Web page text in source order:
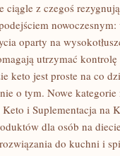
ciągle z czegoś
oparty na
utrzymać kontrolę
keto jest proste na co
o tym. Nowe
i Suplementacja na
dla osób na
do kuchni i